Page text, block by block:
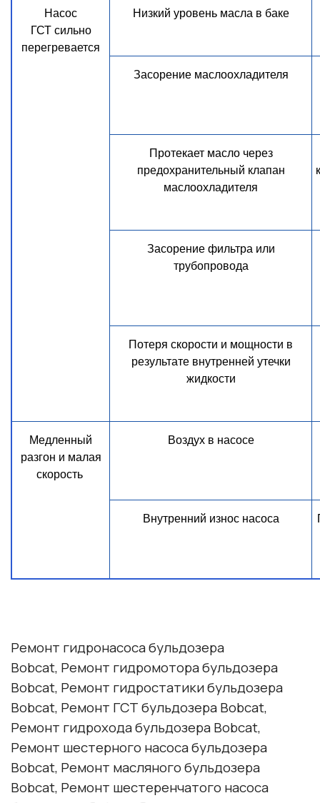
Насос
ГСТ сильно
перегревается
Низкий уровень масла в баке
Засорение маслоохладителя
Протекает масло через
предохранительный клапан
маслоохладителя
Засорение фильтра или
трубопровода
Потеря скорости и мощности в
результате внутренней утечки
жидкости
Медленный
разгон и малая
скорость
Воздух в насосе
Внутренний износ насоса
Ремонт гидронасоса бульдозера
Bobcat, Ремонт гидромотора бульдозера
Bobcat, Ремонт гидростатики бульдозера
Bobcat, Ремонт ГСТ бульдозераBobcat,
Ремонт гидрохода бульдозераBobcat,
Ремонт шестерного насоса бульдозера
Bobcat, Ремонт масляного бульдозера
Bobcat, Ремонт шестеренчатого насоса